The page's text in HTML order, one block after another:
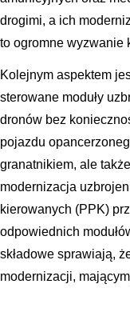
drogimi, a ich
to ogromne wyzwanie
Kolejnym aspektem
sterowane moduły
dronów bez
pojazdu
granatnikiem, ale
modernizacja
kierowanych (PPK)
odpowiednich
składowe sprawiają,
modernizacji,